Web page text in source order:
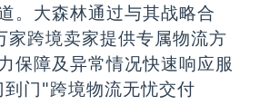
。大森林通过与其战略合
家跨境卖家提供专属物流方
保障及异常情况快速响应服
门"跨境物流无忧交付